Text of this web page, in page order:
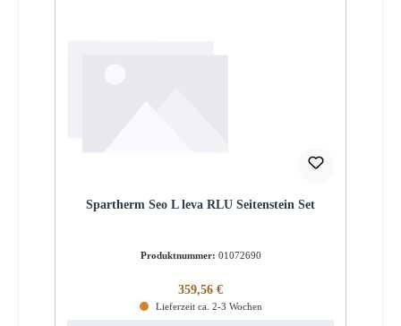
Spartherm Seo L leva RLU Seitenstein Set
Produktnummer: 01072690
Regulärer Preis:
359,56 €
Lieferzeit ca. 2-3 Wochen